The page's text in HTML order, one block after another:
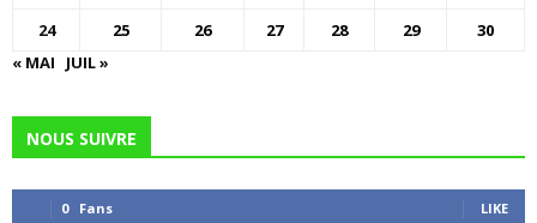
24
25 26 27 28 29
30
« MAI
JUIL »
NOUS SUIVRE
0 Fans LIKE